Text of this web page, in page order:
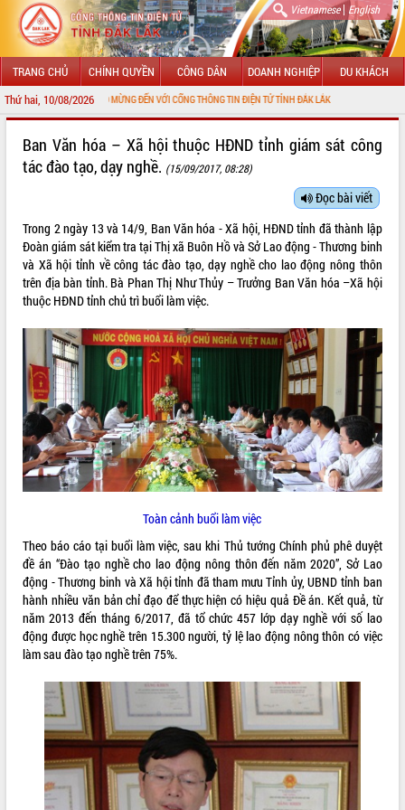
Vietnamese| English
TRANG CHỦ CHÍNH QUYỀN CÔNG DÂN DOANH NGHIỆP DU KHÁCH
Thứ hai, 10/08/2026
CHÀO MỪNG ĐẾN VỚI CỔNG THÔNG TIN ĐIỆN TỬ TỈNH ĐẮK LẮK
LÃNH ĐẠO UBND TỈNH
SỞ, BAN, NGÀNH
UBND CÁC XÃ, PHƯỜNG
HỆ THỐNG VĂN BẢN
VĂN BẢN HĐND TỈNH
ĐIỂM TIN VĂN BẢN
QUY HOẠCH - KẾ HOẠCH
Ban Văn hóa – Xã hội thuộc HĐND tỉnh giám sát công
tác đào tạo, dạy nghề. (15/09/2017, 08:28)
Đọc bài viết
Trong 2 ngày 13 và 14/9, Ban Văn hóa - Xã hội, HĐND tỉnh đã thành lập
Đoàn giám sát kiểm tra tại Thị xã Buôn Hồ và Sở Lao động - Thương binh
và Xã hội tỉnh về công tác đào tạo, dạy nghề cho lao động nông thôn
trên địa bàn tỉnh. Bà Phan Thị Như Thủy – Trưởng Ban Văn hóa –Xã hội
thuộc HĐND tỉnh chủ trì buổi làm việc.
Toàn cảnh buổi làm việc
Theo báo cáo tại buổi làm việc, sau khi Thủ tướng Chính phủ phê duyệt
đề án “Đào tạo nghề cho lao động nông thôn đến năm 2020”, Sở Lao
động - Thương binh và Xã hội tỉnh đã tham mưu Tỉnh ủy, UBND tỉnh ban
hành nhiều văn bản chỉ đạo để thực hiện có hiệu quả Đề án. Kết quả, từ
năm 2013 đến tháng 6/2017, đã tổ chức 457 lớp dạy nghề với số lao
động được học nghề trên 15.300 người, tỷ lệ lao động nông thôn có việc
làm sau đào tạo nghề trên 75%.